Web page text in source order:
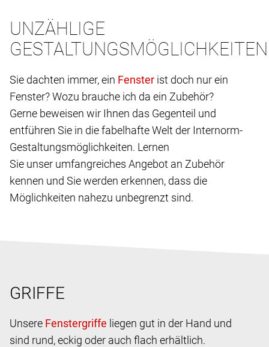
UNZÄHLIGE
GESTALTUNGSMÖGLICHKEITEN
Sie dachten immer, ein
ist doch nur ein
Fenster? Wozu brauche ich da ein Zubehör?
Gerne beweisen wir Ihnen das Gegenteil und
entführen Sie in die fabelhafte Welt der Internorm-
Gestaltungsmöglichkeiten. Lernen
Sie unser umfangreiches Angebot an Zubehör
kennen und Sie werden erkennen, dass die
Möglichkeiten nahezu unbegrenzt sind.
GRIFFE
Unsere
liegen gut in der Hand und
sind rund, eckig oder auch flach erhältlich.